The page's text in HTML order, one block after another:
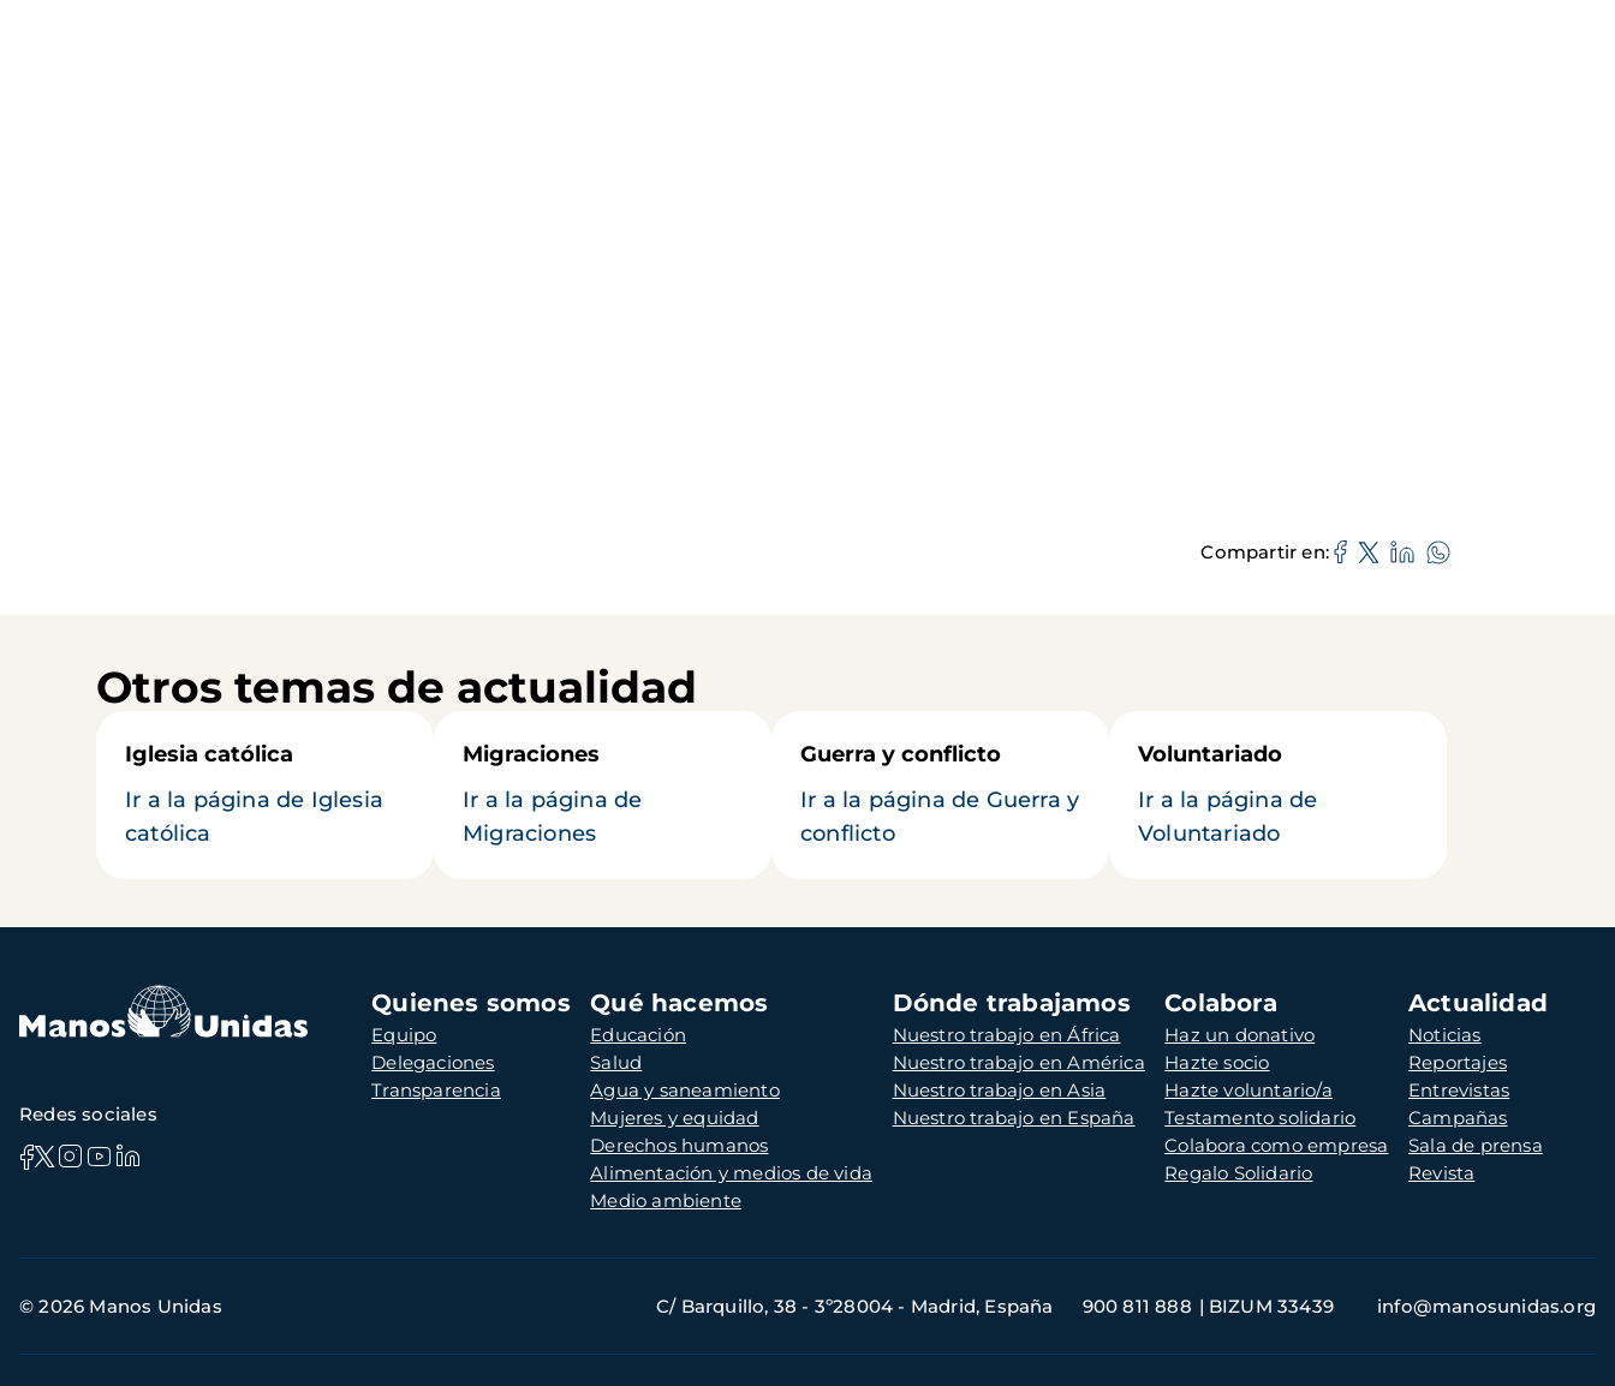
Compartir en
Otros temas de actualidad
Iglesia católica
Ir a la página de Iglesia
católica
Migraciones
Ir a la página de
Migraciones
Guerra y conflicto
Ir a la página de Guerra y
conflicto
Voluntariado
Ir a la página de
Voluntariado
Navegación
principal
Quienes somos
Equipo
Delegaciones
Transparencia
Qué hacemos
Educación
Salud
Agua y saneamiento
Mujeres y equidad
Derechos humanos
Alimentación y medios de vida
Medio ambiente
Dónde trabajamos
Nuestro trabajo en África
Nuestro trabajo en América
Nuestro trabajo en Asia
Nuestro trabajo en España
Colabora
Haz un donativo
Hazte socio
Hazte voluntario/a
Testamento solidario
Colabora como empresa
Regalo Solidario
Actualidad
Noticias
Reportajes
Entrevistas
Campañas
Sala de prensa
Revista
Redes sociales
de
© 2026 Manos Unidas C/ Barquillo, 38 - 3º28004 - Madrid, España 900 811 888 BIZUM 33439 info@manosunidas.org